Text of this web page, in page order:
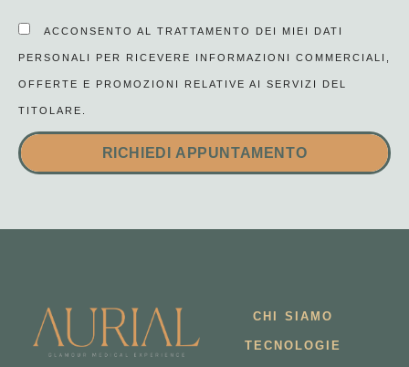
ACCONSENTO AL TRATTAMENTO DEI MIEI DATI
PERSONALI PER RICEVERE INFORMAZIONI COMMERCIALI,
OFFERTE E PROMOZIONI RELATIVE AI SERVIZI DEL
TITOLARE.
RICHIEDI APPUNTAMENTO
CHI SIAMO
TECNOLOGIE